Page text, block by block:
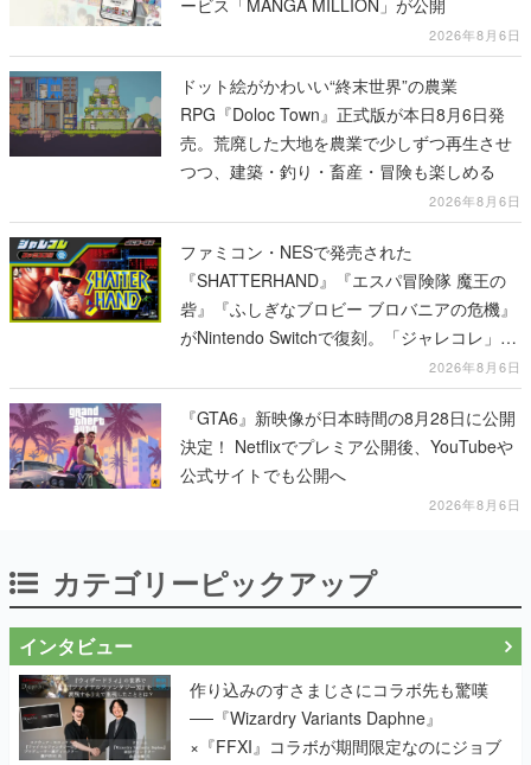
2026年8月6日
ドット絵がかわいい“終末世界”の農業
RPG『Doloc Town』正式版が本日8月6日発
売。荒廃した大地を農業で少しずつ再生させ
つつ、建築・釣り・畜産・冒険も楽しめる
2026年8月6日
ファミコン・NESで発売された
『SHATTERHAND』『エスパ冒険隊 魔王の
砦』『ふしぎなブロビー ブロバニアの危機』
がNintendo Switchで復刻。「ジャレコレ」シ
2026年8月6日
『GTA6』新映像が日本時間の8月28日に公開
決定！ Netflixでプレミア公開後、YouTubeや
公式サイトでも公開へ
2026年8月6日
カテゴリーピックアップ
インタビュー
作り込みのすさまじさにコラボ先も驚嘆
──『Wizardry Variants Daphne』
×『FFXI』コラボが期間限定なのにジョブ